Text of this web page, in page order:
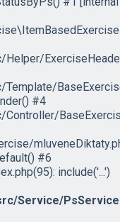
#4
#6
include('...')
Service/